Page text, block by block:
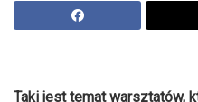
Taki jest temat warsztatów,